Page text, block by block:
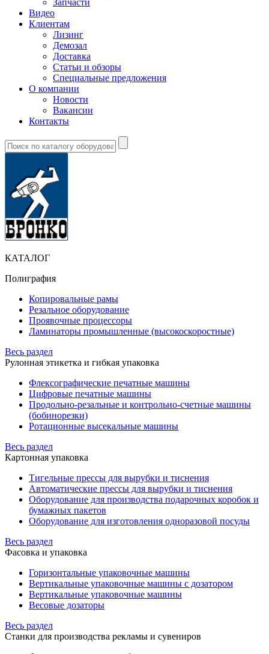
Запчасти
Видео
Клиентам
Лизинг
Демозал
Доставка
Статьи и обзоры
Специальные предложения
О компании
Новости
Вакансии
Контакты
КАТАЛОГ
Полиграфия
Копировальные рамы
Резальное оборудование
Проявочные процессоры
Ламинаторы промышленные (высокоскоростные)
Весь раздел
Рулонная этикетка и гибкая упаковка
Флексографические печатные машины
Цифровые печатные машины
Продольно-резальные и контрольно-счетные машины
(бобинорезки)
Ротационные высекальные машины
Весь раздел
Картонная упаковка
Тигельные прессы для вырубки и тиснения
Автоматические прессы для вырубки и тиснения
Оборудование для производства подарочных коробок и
бумажных пакетов
Оборудование для изготовления одноразовой посуды
Весь раздел
Фасовка и упаковка
Горизонтальные упаковочные машины
Вертикальные упаковочные машины с дозатором
Вертикальные упаковочные машины
Весовые дозаторы
Весь раздел
Станки для производства рекламы и сувениров